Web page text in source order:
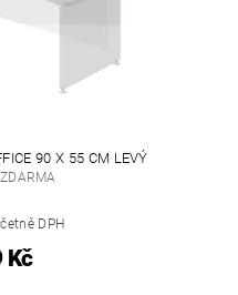
90 X 55 CM LEVÝ
DPH
Kč